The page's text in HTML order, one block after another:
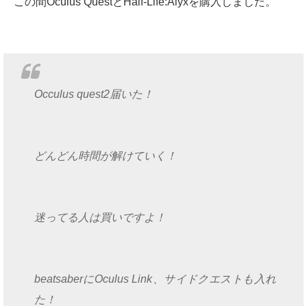
Occulus quest2届いた！
どんどん時間が解けていく！
迷ってる人は買いですよ！
beatsaberにOculus Link、サイドクエストも入れ
た！